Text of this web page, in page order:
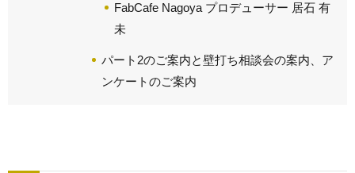
FabCafe Nagoya プロデューサー 居石 有
未
パート2のご案内と壁打ち相談会の案内、ア
ンケートのご案内